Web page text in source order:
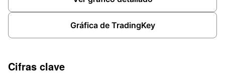
Gráfica de TradingKey
Cifras clave